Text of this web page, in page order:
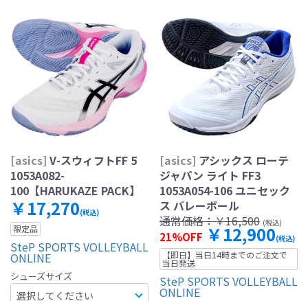
[asics] V-スウィフトFF 5
1053A082-
100【HARUKAZE PACK】
￥17,270(税込)
限定品
SteP SPORTS VOLLEYBALL
ONLINE
シューズサイズ
[asics] アシックス ローテ
ジャパン ライト FF3
1053A054-106 ユニセック
ス バレーボール
通常価格：￥16,500 (税込)
21%OFF ￥12,900(税込)
【即日】当日14時までのご注文で
当日発送
SteP SPORTS VOLLEYBALL
ONLINE